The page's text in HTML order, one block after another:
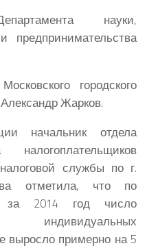
науки,
городского
АлександрЖарков.
начальник отдела
службы по г.
отметила, что по
за 2014 год число
индивидуальных
выросло примерно на 5